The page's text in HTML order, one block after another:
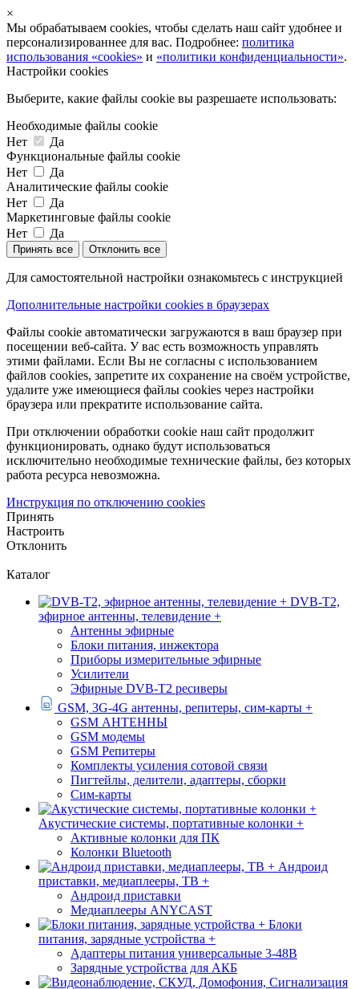
×
Мы обрабатываем cookies, чтобы сделать наш сайт удобнее и
персонализированнее для вас. Подробнее: политика
использования «cookies» и «политики конфиденциальности».
Настройки cookies
Выберите, какие файлы cookie вы разрешаете использовать:
Необходимые файлы cookie
Нет
Да
Функциональные файлы cookie
Нет
Да
Аналитические файлы cookie
Нет
Да
Маркетинговые файлы cookie
Нет
Да
Принять все Отклонить все
Для самостоятельной настройки ознакомьтесь с инструкцией
Дополнительные настройки cookies в браузерах
Файлы cookie автоматически загружаются в ваш браузер при
посещении веб-сайта. У вас есть возможность управлять
этими файлами. Если Вы не согласны с использованием
файлов cookies, запретите их сохранение на своём устройстве,
удалите уже имеющиеся файлы cookies через настройки
браузера или прекратите использование сайта.
При отключении обработки cookie наш сайт продолжит
функционировать, однако будут использоваться
исключительно необходимые технические файлы, без которых
работа ресурса невозможна.
Инструкция по отключению cookies
Принять
Настроить
Отклонить
Каталог
DVB-T2,
эфирное антенны, телевидение +
Антенны эфирные
Блоки питания, инжектора
Приборы измерительные эфирные
Усилители
Эфирные DVB-T2 ресиверы
GSM, 3G-4G антенны, репитеры, сим-карты +
GSM АНТЕННЫ
GSM модемы
GSM Репитеры
Комплекты усиления сотовой связи
Пигтейлы, делители, адаптеры, сборки
Сим-карты
Акустические системы, портативные колонки +
Активные колонки для ПК
Колонки Bluetooth
Андроид
приставки, медиаплееры, ТВ +
Андроид приставки
Медиаплееры ANYCAST
Блоки
питания, зарядные устройства +
Адаптеры питания универсальные 3-48В
Зарядные устройства для АКБ